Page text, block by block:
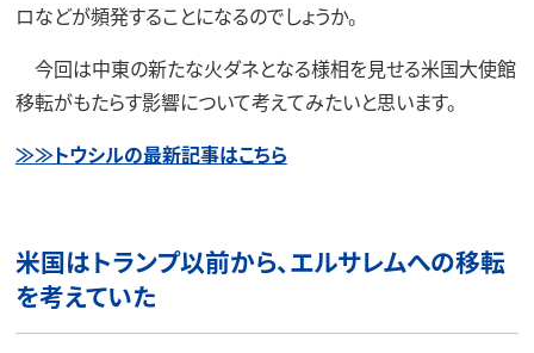
ロなどが頻発することになるのでしょうか。
今回は中東の新たな火ダネとなる様相を見せる米国大使館
移転がもたらす影響について考えてみたいと思います。
≫≫トウシルの最新記事はこちら
米国はトランプ以前から、エルサレムへの移転
を考えていた